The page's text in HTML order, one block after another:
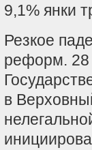
9,1% янки
Резкое
реформ. 28
в